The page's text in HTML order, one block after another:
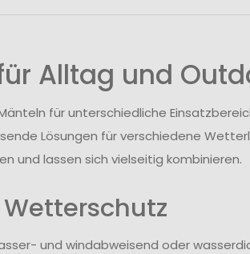
Alltag und
für unterschiedliche
Lösungen für verschiedene
und lassen sich vielseitig kombinieren.
und windabweisend oder